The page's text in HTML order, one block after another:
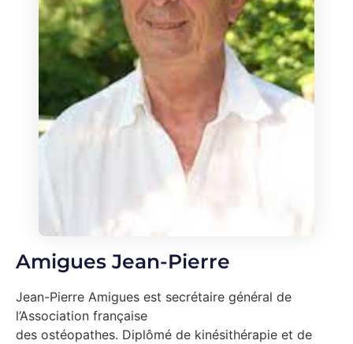
Amigues Jean-Pierre
Jean-Pierre Amigues est secrétaire général de
l’Association française
des ostéopathes. Diplômé de kinésithérapie et de